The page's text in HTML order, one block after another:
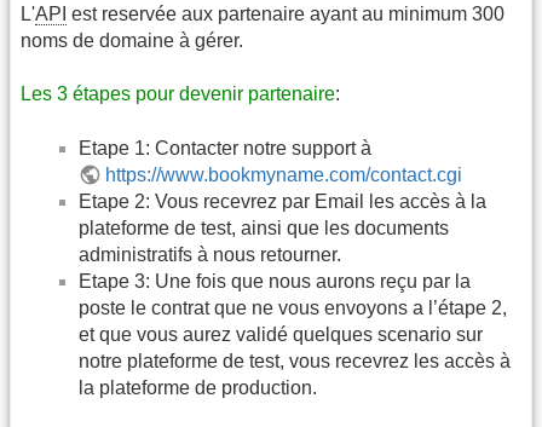
L'API est reservée aux partenaire ayant au minimum 300
noms de domaine à gérer.
Les 3 étapes pour devenir partenaire:
Etape 1: Contacter notre support à
https://www.bookmyname.com/contact.cgi
Etape 2: Vous recevrez par Email les accès à la
plateforme de test, ainsi que les documents
administratifs à nous retourner.
Etape 3: Une fois que nous aurons reçu par la
poste le contrat que ne vous envoyons a l’étape 2,
et que vous aurez validé quelques scenario sur
notre plateforme de test, vous recevrez les accès à
la plateforme de production.